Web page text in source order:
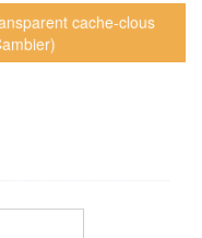
cache-clous